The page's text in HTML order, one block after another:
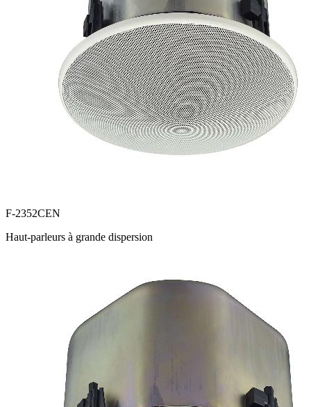
F-2352CEN
Haut-parleurs à grande dispersion